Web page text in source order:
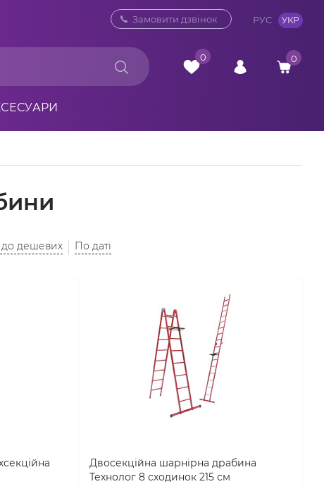
0 800 33 10 32
Замовити дзвінок РУС УКР
0 0
до дешевих По даті
Двосекційна шарнірна драбина
Технолог 8 сходинок 215 см